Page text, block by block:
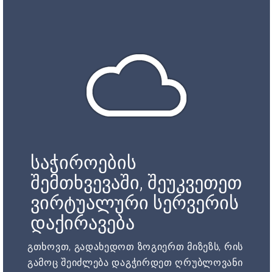
საჭიროების
შემთხვევაში, შეუკვეთეთ
ვირტუალური სერვერის
დაქირავება
გთხოვთ, გადახედოთ ზოგიერთ მიზეზს, რის
გამოც შეიძლება დაგჭირდეთ ღრუბლოვანი